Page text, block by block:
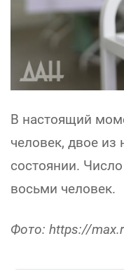
В настоящий
человек, двое из
состоянии.
восьми человек.
Фото: https://